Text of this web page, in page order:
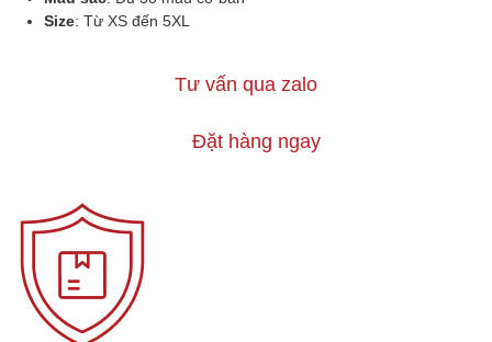
Size: Từ XS đến 5XL
Tư vấn qua zalo
Đặt hàng ngay